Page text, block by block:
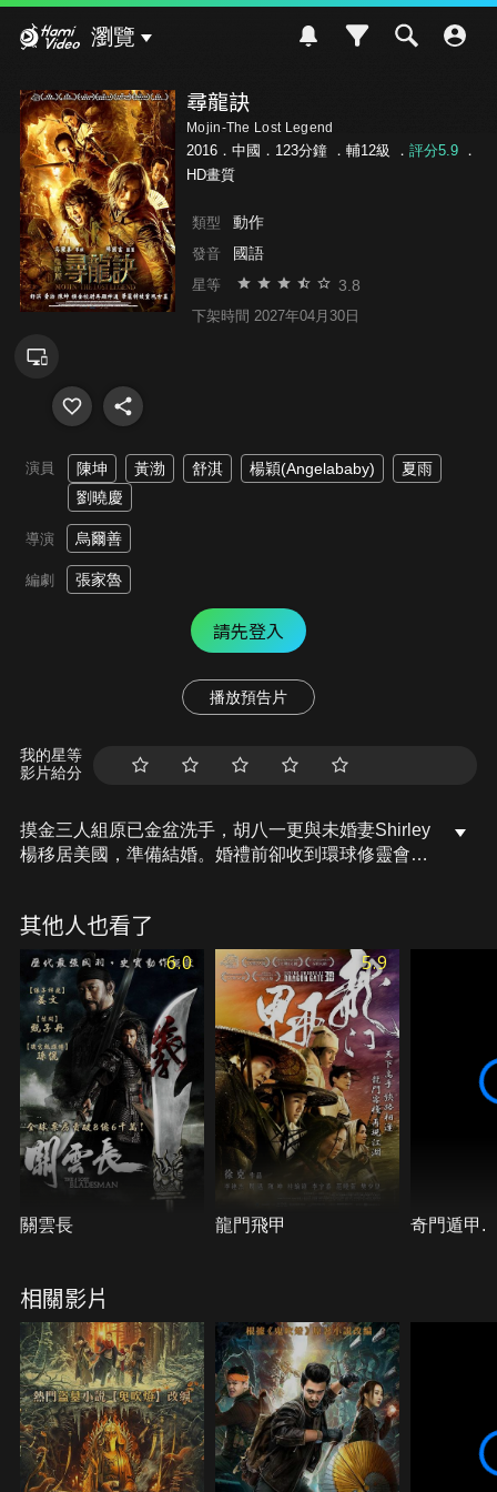
瀏覽
尋龍訣
Mojin-The Lost Legend
2016．中國．123分鐘 ． 輔12級 ． 評分5.9．
HD畫質
類型 動作
發音 國語
星等 3.8
下架時間 2027年04月30日
演員 陳坤 黃渤 舒淇 楊穎(Angelababy)
夏雨
劉曉慶
導演 烏爾善
編劇 張家魯
請先登入
播放預告片
我的星等
影片給分
摸金三人組原已金盆洗手，胡八一更與未婚妻Shirley
楊移居美國，準備結婚。婚禮前卻收到環球修靈會會
友丁思甜的消息，王凱旋不顧一切決定重出江湖，與
胡八一、Shirley楊再度踏入千年古墓，卻發現流傳已
久的驚天秘密…
其他人也看了
6.0
關雲長
5.9
龍門飛甲 奇門遁甲.
相關影片